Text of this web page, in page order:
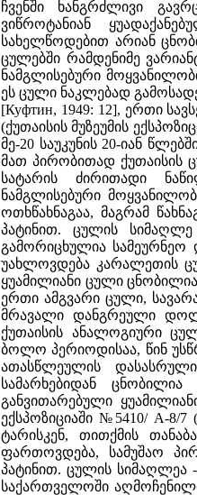
ჩვენში ხანგრძლივი
ვიწროტანიან
სახელწოდებით არიან
ცულებში რამდენიმე
ნამგლისებური
ეს ცული ნაკლებად
[Куфтин, 1949: 12], ერთი
(ქუთაისის მუზეუმის
მე-20 საუკუნის 20-იან
მათ პირობითად ქუთაისის
სატარის ძირითადი
ნამგლისებური
ოთხწახნაგაა, მაგრამ
პატინით. ცულის
გამორიცხულია
უახლოვდება კარალეთის
ყუამილიანი ცული
ერთი ამგვარი ცული,
მრავალი დანგრეული
ქუთაისის ანალოგიური
ბოლო პერიოდისაა, წინ
ათასწლეულის
სამარხებიდან
განვითარებული
ექსპოზიციაში №5410/ А-8/
ტარისკენ, თითქმის
ფართოვდება, სამუშაო
პატინით. ცულის სიმაღლეა
საქართველოში